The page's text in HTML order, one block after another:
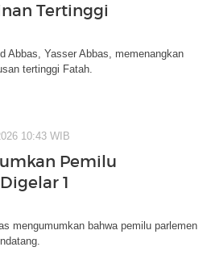
Tertinggi
Abbas, Yasser Abbas, memenangkan
tertinggi Fatah.
10:43 WIB
Pemilu
1
mengumumkan bahwa pemilu parlemen